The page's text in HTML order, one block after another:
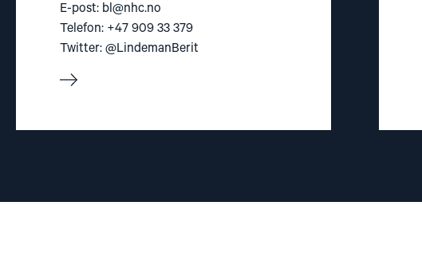
E-post: bl@nhc.no
Telefon: +47 909 33 379
Twitter: @LindemanBerit